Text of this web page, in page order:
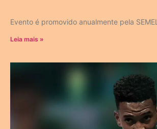
Evento é promovido anualmente pela SEMEL
Leia mais »